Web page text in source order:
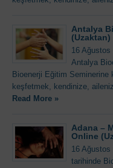
Antalya
16
Antalya
Bioenerji Eğitim
keşfetmek, kendinize,
Read More »
Adana –
Online
16
tarihinde